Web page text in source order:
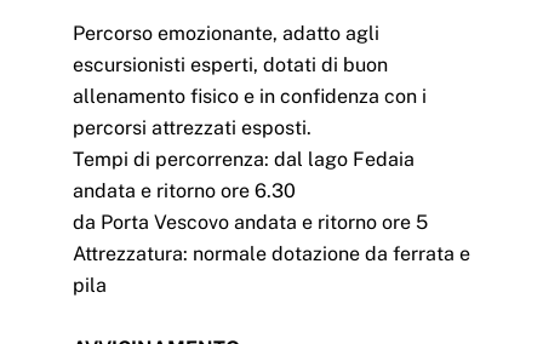
Percorso emozionante, adatto agli
escursionisti esperti, dotati di buon
allenamento fisico e in confidenza con i
percorsi attrezzati esposti.
Tempi di percorrenza: dal lago Fedaia
andata e ritorno ore 6.30
da Porta Vescovo andata e ritorno ore 5
Attrezzatura: normale dotazione da ferrata e
pila